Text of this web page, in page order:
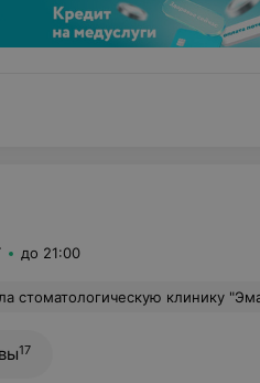
до 21:00
прошло быстро, виртуозно, без страха и боли. В эмоциональном плане манипуляция скорее напоминала косметическую процедуру.
17